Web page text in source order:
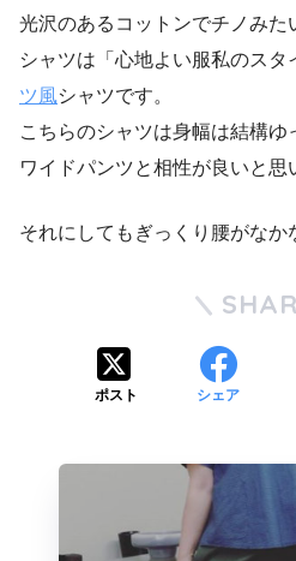
光沢のあるコットンでチノみた
シャツは「心地よい服私のスタ
ツ風シャツです。
こちらのシャツは身幅は結構
ワイドパンツと相性が良いと思
それにしてもぎっくり腰がなか
ポスト シェア